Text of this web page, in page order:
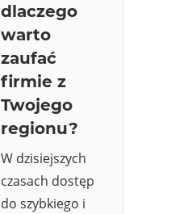
dlaczego
warto
zaufać
firmie z
Twojego
regionu?
W dzisiejszych
czasach dostęp
do szybkiego i